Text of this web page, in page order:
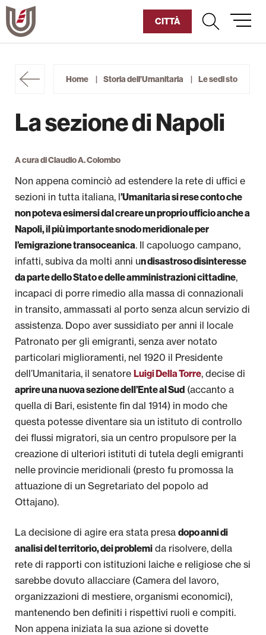
Vai
al
contenuto
CITTÀ
Home Storia dell’Umanitaria Le sedi storiche
La sezione di Napoli
A cura di Claudio A. Colombo
Non appena cominciò ad estendere la rete di uffici e
sezioni in tutta italiana, l’Umanitaria si rese conto che
non poteva esimersi dal creare un proprio ufficio anche a
Napoli, il più importante snodo meridionale per
l’emigrazione transoceanica. Il capoluogo campano,
infatti, subiva da molti anni un disastroso disinteresse
da parte dello Stato e delle amministrazioni cittadine,
incapaci di porre rimedio alla massa di connazionali
in transito, ammassati al porto senza alcun servizio di
assistenza. Dopo aver sussidiato per anni il locale
Patronato per gli emigranti, senza aver notato
particolari miglioramenti, nel 1920 il Presidente
dell’Umanitaria, il senatore Luigi Della Torre, decise di
aprire una nuova sezione dell’Ente al Sud (accanto a
quella di Bari, esistente fin dal 1914) in modo che
questa potesse diventare sia un istituto di controllo
dei flussi migratori, sia un centro propulsore per la
creazione di ulteriori istituti di tutela degli emigranti
nelle provincie meridionali (presto fu promossa la
attuazione di un Segretariato del popolo ad
Ottajano).
La decisione di agire era stata presa dopo anni di
analisi del territorio, dei problemi da risolvere, della
rete di rapporti con istituzioni laiche e religiose che si
sarebbe dovuto allacciare (Camera del lavoro,
organizzazioni di mestiere, organismi economici),
mantenendo ben definiti i rispettivi ruoli e compiti.
Non appena iniziata la sua azione si dovette
Fondazione
Storia dell’Umanitaria
Pillole di Umanitària
Archivio Storico
Biblioteche e Mediateche
Pubblicazioni
Università
Il Foglio dell’Umanitaria